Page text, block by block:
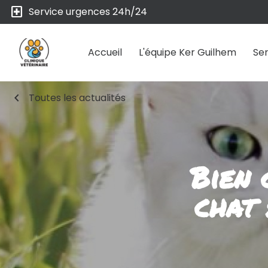
local_hospital Service urgences 24h/24
Accueil L'équipe Ker Guilhem
chevron_left Toutes les actualités
Bien